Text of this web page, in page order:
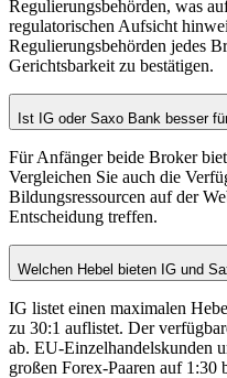
Regulierungsbehörden, was
regulatorischen Aufsicht
Regulierungsbehörden jedes
Gerichtsbarkeit zu bestätigen.
Ist IG oder Saxo Bank besser
Für Anfänger beide Broker
Vergleichen Sie auch die
Bildungsressourcen auf der
Entscheidung treffen.
Welchen Hebel bieten IG und
IG listet einen maximalen
zu 30:1 auflistet. Der
ab. EU-Einzelhandelskunden
großen Forex-Paaren auf 1:30